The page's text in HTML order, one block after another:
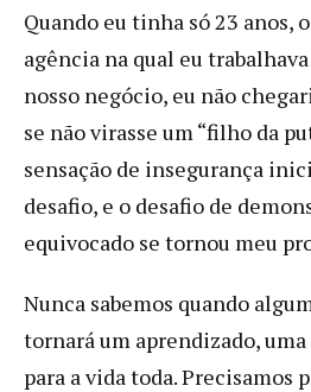
Quando eu tinha só 23 anos,
agência na qual eu
nosso negócio, eu não
se não virasse um “filho da
sensação de insegurança
desafio, e o desafio de
equivocado se tornou meu
Nunca sabemos quando
tornará um aprendizado,
para a vida toda. Precisamos